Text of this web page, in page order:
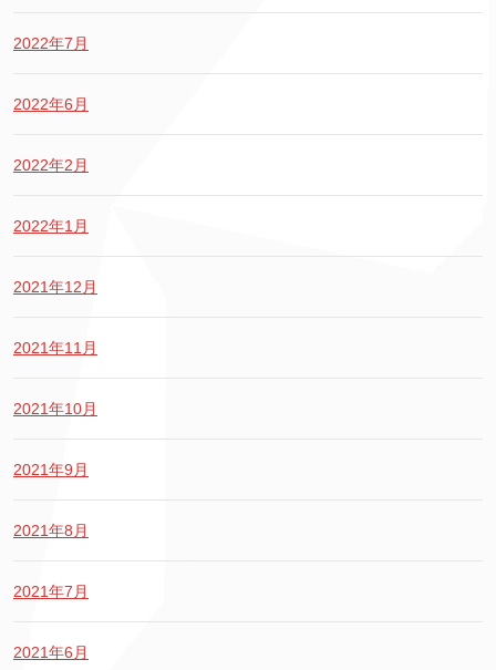
2022年7月
2022年6月
2022年2月
2022年1月
2021年12月
2021年11月
2021年10月
2021年9月
2021年8月
2021年7月
2021年6月